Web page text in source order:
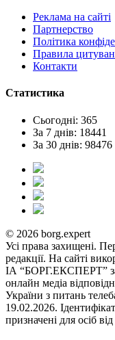
Реклама на сайтi
Партнерство
Політика
Правила
Контакти
Статистика
Сьогодні: 365
За 7 днів: 18441
За 30 днів: 98476
© 2026 borg.expert
Усі права захищені.
редакції. На сайті
ІА “БОРГ.ЕКСПЕРТ”
онлайн медіа
України з питань
19.02.2026.
призначені для осіб